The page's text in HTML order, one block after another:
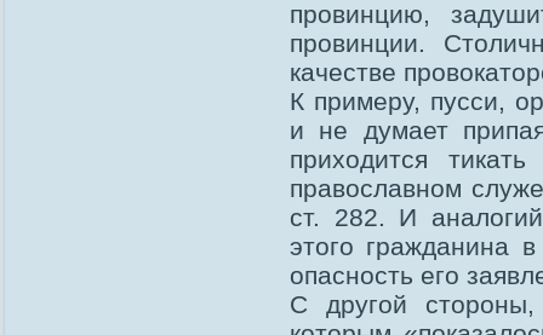
провинцию,
провинции.
качестве
К примеру, пусси,
и не думает
приходится
православном
ст. 282. И
этого гражданина
опасность его
С другой